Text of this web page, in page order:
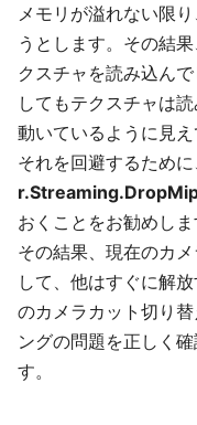
メモリが溢れない限
うとします。その結
クスチャを読み込ん
してもテクスチャは
動いているように見え
それを回避するため
おくことをお勧めしま
その結果、現在のカ
して、他はすぐに解
のカメラカット切り
ングの問題を正しく
す。